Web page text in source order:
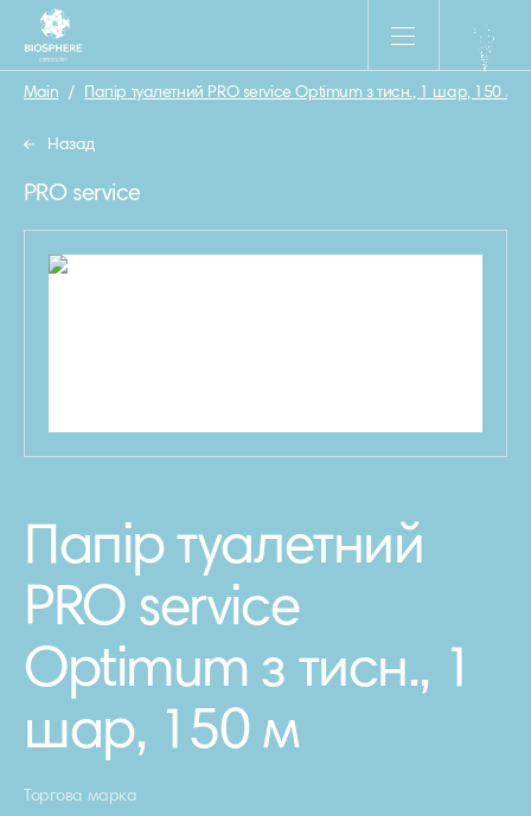
Main / Папір туалетний PRO service Optimum з тисн., 1 шар, 150 м
Назад
PRO service
Папір туалетний
PRO service
Optimum з тисн., 1
шар, 150 м
Торгова марка